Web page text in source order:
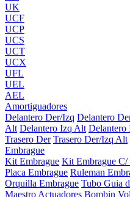
UK
UCF
UCP
UCS
UCT
UCX
UFL
UEL
AEL
Amortiguadores
Delantero Der/Izq Delantero
Alt Delantero Izq Alt
Trasero Der Trasero Der/Izq Alt
Embrague
Kit Embrague Kit Embrague C/
Placa Embrague Ruleman
Orquilla Embrague Tubo Guia
Maestro Actuadores Bombin